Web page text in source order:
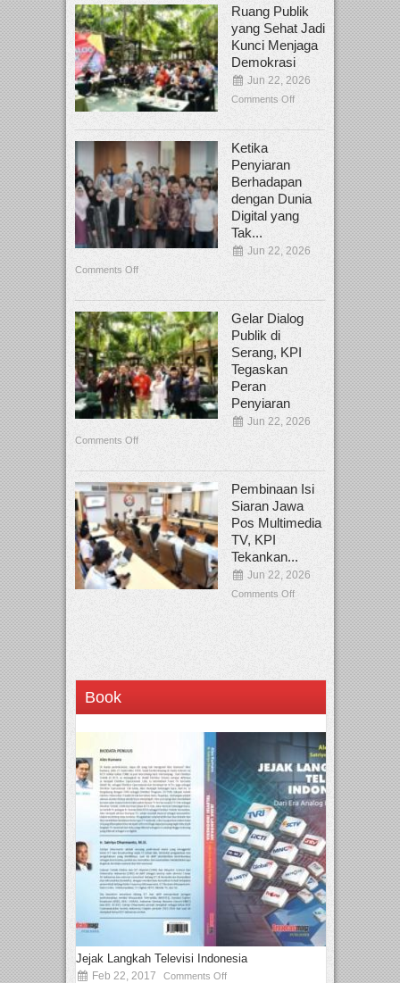
Ruang Publik
yang Sehat Jadi
Kunci Menjaga
Demokrasi
Jun 22, 2026
Comments Off
Ketika
Penyiaran
Berhadapan
dengan Dunia
Digital yang
Tak...
Jun 22, 2026
Comments Off
Gelar Dialog
Publik di
Serang, KPI
Tegaskan
Peran
Penyiaran
Jun 22, 2026
Comments Off
Pembinaan Isi
Siaran Jawa
Pos Multimedia
TV, KPI
Tekankan...
Jun 22, 2026
Comments Off
Book
Jejak Langkah Televisi Indonesia
Feb 22, 2017 Comments Off